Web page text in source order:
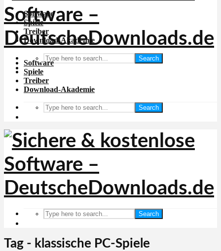
Software
Spiele
Treiber
Download-Akademie
Search
Software
Spiele
Treiber
Download-Akademie
Search
Search
Tag - klassische PC-Spiele